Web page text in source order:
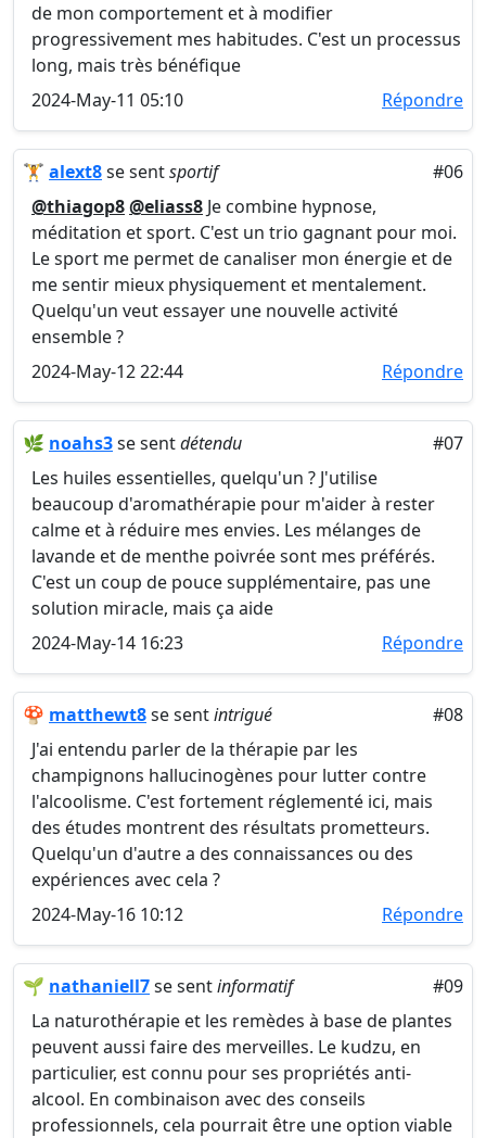
de mon comportement et à modifier
progressivement mes habitudes. C'est un processus
long, mais très bénéfique
2024-May-11 05:10
Répondre
🏋️ alext8se sentsportif
#06
@thiagop8@eliass8 Je combine hypnose,
méditation et sport. C'est un trio gagnant pour moi.
Le sport me permet de canaliser mon énergie et de
me sentir mieux physiquement et mentalement.
Quelqu'un veut essayer une nouvelle activité
ensemble ?
2024-May-12 22:44
Répondre
🌿 noahs3se sentdétendu
#07
Les huiles essentielles, quelqu'un ? J'utilise
beaucoup d'aromathérapie pour m'aider à rester
calme et à réduire mes envies. Les mélanges de
lavande et de menthe poivrée sont mes préférés.
C'est un coup de pouce supplémentaire, pas une
solution miracle, mais ça aide
2024-May-14 16:23
Répondre
🍄 matthewt8se sentintrigué
#08
J'ai entendu parler de la thérapie par les
champignons hallucinogènes pour lutter contre
l'alcoolisme. C'est fortement réglementé ici, mais
des études montrent des résultats prometteurs.
Quelqu'un d'autre a des connaissances ou des
expériences avec cela ?
2024-May-16 10:12
Répondre
🌱 nathaniell7se sentinformatif
#09
La naturothérapie et les remèdes à base de plantes
peuvent aussi faire des merveilles. Le kudzu, en
particulier, est connu pour ses propriétés anti-
alcool. En combinaison avec des conseils
professionnels, cela pourrait être une option viable